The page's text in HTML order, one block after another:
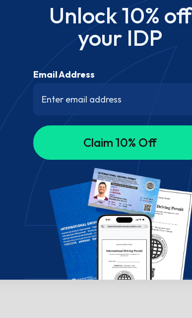
su mumis pokalbių lange!
Unlock 10% off
your IDP
Email Address
Claim 10% Off